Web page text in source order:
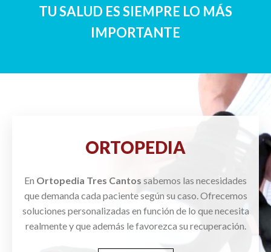
TU SALUD ES SIEMPRE LO MÁS
IMPORTANTE
ORTOPEDIA
En Ortopedia Tres Cantos sabemos las necesidades
que demanda cada paciente según su caso. Ofrecemos
soluciones personalizadas en función de lo que necesita
realmente y que además le favorezca su recuperación.